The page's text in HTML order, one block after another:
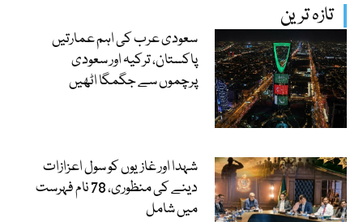
تازہ ترین
سعودی عرب کی اہم عمارتیں
پاکستان، ترکیہ اور سعودی
پرچموں سے جگمگا اٹھیں
شہدا اور غازیوں کو سول اعزازات
دینے کی منظوری، 78 نام فہرست
میں شامل